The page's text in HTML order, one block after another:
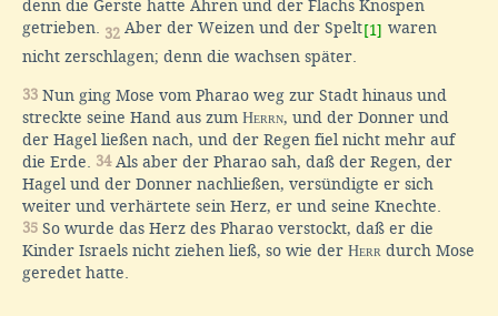
denn die Gerste hatte Ähren und der Flachs Knospen
getrieben. 32 Aber der Weizen und der Spelt [1] waren
nicht zerschlagen; denn die wachsen später.
33 Nun ging Mose vom Pharao weg zur Stadt hinaus und
streckte seine Hand aus zum Herrn, und der Donner und
der Hagel ließen nach, und der Regen fiel nicht mehr auf
die Erde. 34Als aber der Pharao sah, daß der Regen, der
Hagel und der Donner nachließen, versündigte er sich
weiter und verhärtete sein Herz, er und seine Knechte.
35 So wurde das Herz des Pharao verstockt, daß er die
Kinder Israels nicht ziehen ließ, so wie der Herr durch Mose
geredet hatte.